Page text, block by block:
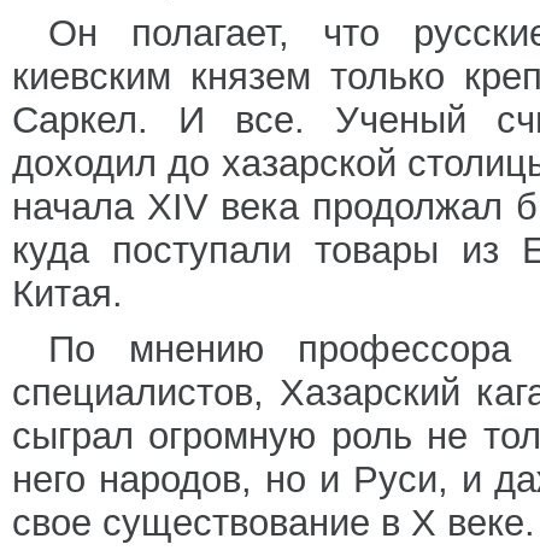
Он полагает, что
киевским князем только
Саркел. И все. Ученый
доходил до хазарской
начала XIV века продолжал
куда поступали товары из
Китая.
По мнению профессора
специалистов, Хазарский
сыграл огромную роль не
него народов, но и Руси, и
свое существование в X веке.